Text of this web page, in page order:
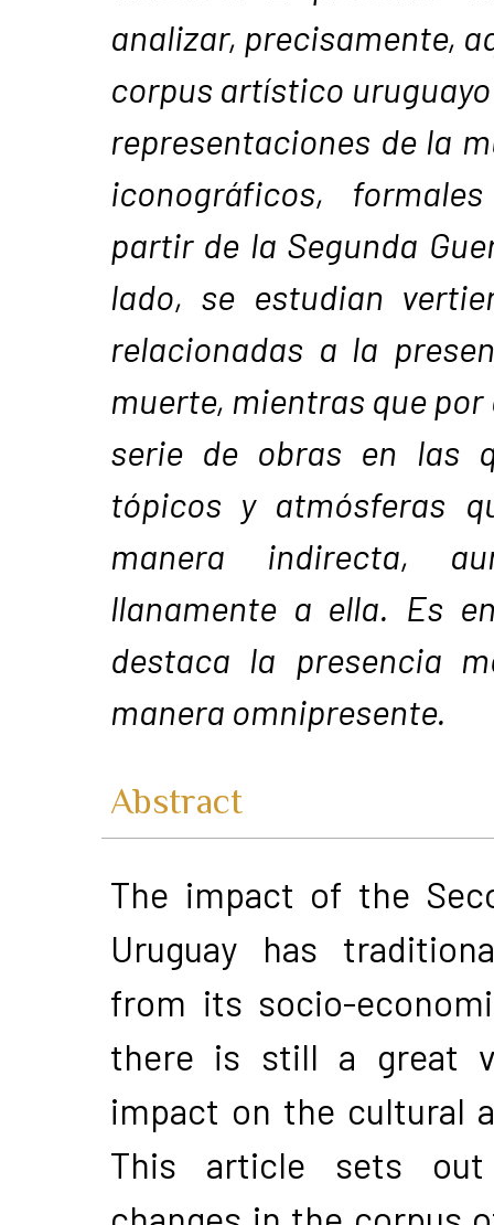
analizar, precisamente,
corpus artístico
representaciones de la
iconográficos,
partir de la Segunda
lado, se estudian
relacionadas a la
muerte, mientras que
serie de obras en las
tópicos y atmósferas
manera indirecta,
llanamente a ella. Es
destaca la presencia
manera omnipresente.
Abstract
The impact of the
Uruguay has
from its socio-
there is still a great
impact on the cultural
This article sets